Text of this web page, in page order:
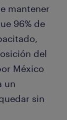
mantener
96% de
del
México
un
sin